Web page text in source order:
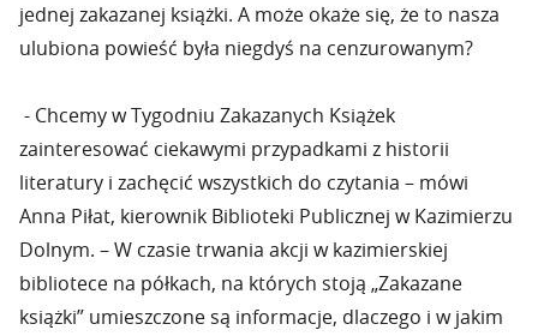
jednej zakazanej książki. A może okaże się, że to nasza
ulubiona powieść była niegdyś na cenzurowanym?
- Chcemy w Tygodniu Zakazanych Książek
zainteresować ciekawymi przypadkami z historii
literatury i zachęcić wszystkich do czytania – mówi
Anna Piłat, kierownik Biblioteki Publicznej w Kazimierzu
Dolnym. – W czasie trwania akcji w kazimierskiej
bibliotece na półkach, na których stoją „Zakazane
książki” umieszczone są informacje, dlaczego i w jakim